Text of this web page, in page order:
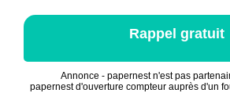
Rappel gratuit
Annonce - papernest n'est pas
papernest d'ouverture compteur auprès d'un